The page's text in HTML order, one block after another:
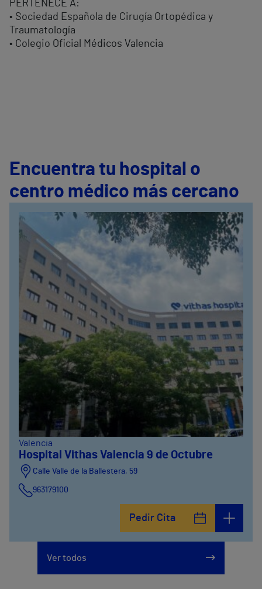
PERTENECE A:
• Sociedad Española de Cirugía Ortopédica y
Traumatología
• Colegio Oficial Médicos Valencia
Encuentra tu hospital o
centro médico más cercano
Valencia
Hospital Vithas Valencia 9 de Octubre
Calle Valle de la Ballestera, 59
963179100
Pedir Cita
Ver todos